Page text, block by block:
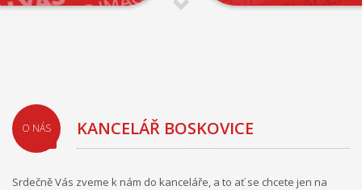
O NÁS KANCELÁŘ BOSKOVICE
Srdečně Vás zveme k nám do kanceláře, a to ať se chcete jen na